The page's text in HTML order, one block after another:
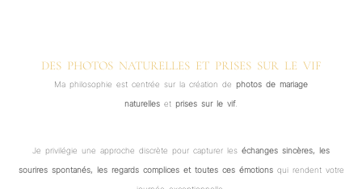
DES PHOTOS NATURELLES ET PRISES SUR LE VIF
Ma philosophie est centrée sur la création de photos de mariage
naturelles et prises sur le vif.
Je privilégie une approche discrète pour capturer les échanges sincères, les
sourires spontanés, les regards complices et toutes ces émotionsqui rendent votre